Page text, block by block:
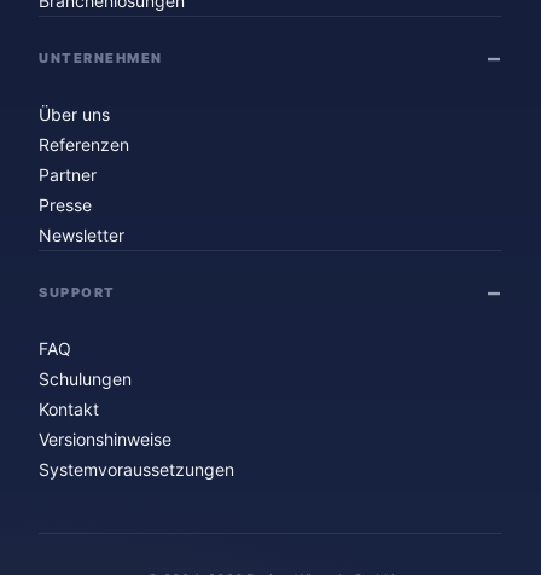
UNTERNEHMEN
Über uns
Referenzen
Partner
Presse
Newsletter
SUPPORT
FAQ
Schulungen
Kontakt
Versionshinweise
Systemvoraussetzungen